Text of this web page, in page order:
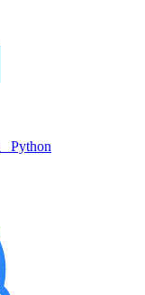
Python